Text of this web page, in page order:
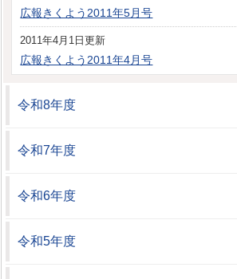
広報きくよう2011年5月号
2011年4月1日更新
広報きくよう2011年4月号
令和8年度
令和7年度
令和6年度
令和5年度